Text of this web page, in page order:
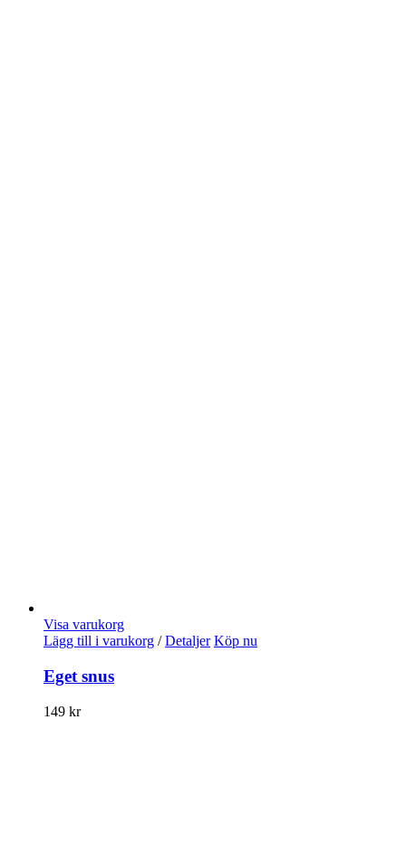
Visa varukorg
Lägg till i varukorg / Detaljer Köp nu
Eget snus
149 kr